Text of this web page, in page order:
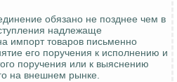
обязано не позднее чем в
надлежаще
импорт товаров письменно
его поручения к исполнению и
поручения или к выяснению
на внешнем рынке.